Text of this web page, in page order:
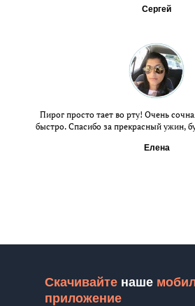
Сергей
Пирог просто тает во рту! Очень
быстро. Спасибо за прекрасный ужин,
Елена
Скачивайте наше
приложение